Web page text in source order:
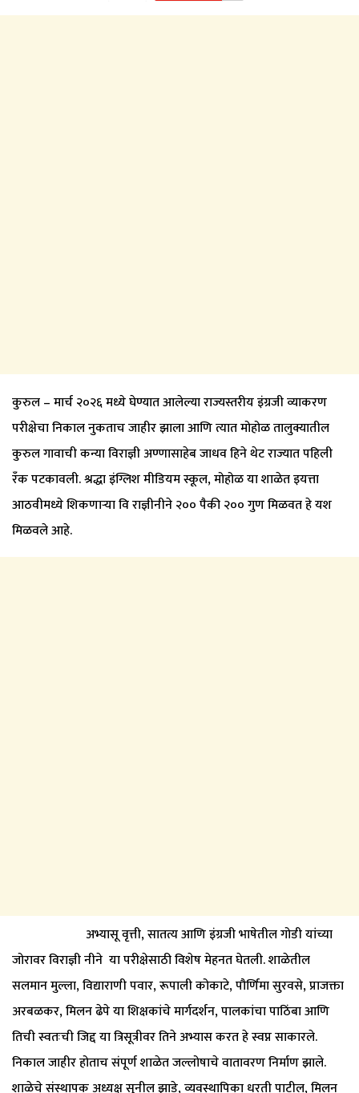
कुरुल – मार्च २०२६ मध्ये घेण्यात आलेल्या राज्यस्तरीय इंग्रजी व्याकरण
परीक्षेचा निकाल नुकताच जाहीर झाला आणि त्यात मोहोळ तालुक्यातील
कुरुल गावाची कन्या विराज्ञी अण्णासाहेब जाधव हिने थेट राज्यात पहिली
रँक पटकावली. श्रद्धा इंग्लिश मीडियम स्कूल, मोहोळ या शाळेत इयत्ता
आठवीमध्ये शिकणाऱ्या वि राज्ञीनीने २०० पैकी २०० गुण मिळवत हे यश
मिळवले आहे.
अभ्यासू वृत्ती, सातत्य आणि इंग्रजी भाषेतील गोडी यांच्या
जोरावर विराज्ञी नीने या परीक्षेसाठी विशेष मेहनत घेतली. शाळेतील
सलमान मुल्ला, विद्याराणी पवार, रूपाली कोकाटे, पौर्णिमा सुरवसे, प्राजक्ता
अरबळकर, मिलन ढेपे या शिक्षकांचे मार्गदर्शन, पालकांचा पाठिंबा आणि
तिची स्वतःची जिद्द या त्रिसूत्रीवर तिने अभ्यास करत हे स्वप्न साकारले.
निकाल जाहीर होताच संपूर्ण शाळेत जल्लोषाचे वातावरण निर्माण झाले.
शाळेचे संस्थापक अध्यक्ष सुनील झाडे, व्यवस्थापिका धरती पाटील, मिलन